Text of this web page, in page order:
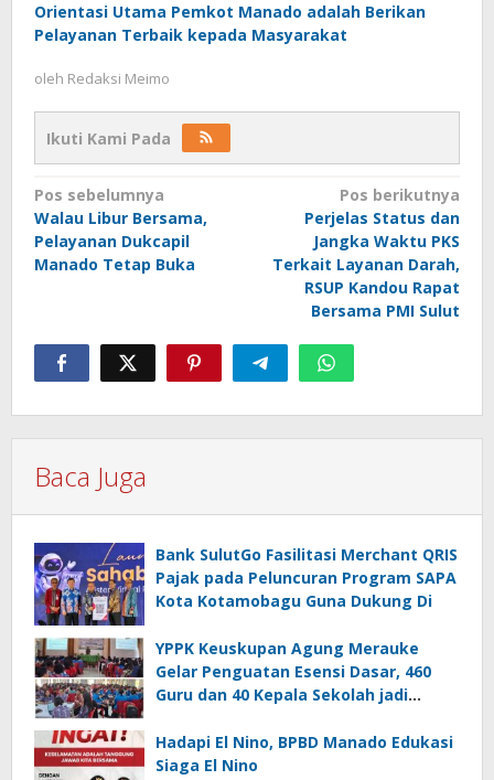
Orientasi Utama Pemkot Manado adalah Berikan
Pelayanan Terbaik kepada Masyarakat
oleh Redaksi Meimo
Ikuti Kami Pada
Navigasi
pos
Pos sebelumnya
Walau Libur Bersama,
Pelayanan Dukcapil
Manado Tetap Buka
Pos berikutnya
Perjelas Status dan
Jangka Waktu PKS
Terkait Layanan Darah,
RSUP Kandou Rapat
Bersama PMI Sulut
Baca Juga
Bank SulutGo Fasilitasi Merchant QRIS
Pajak pada Peluncuran Program SAPA
Kota Kotamobagu Guna Dukung Di
YPPK Keuskupan Agung Merauke
Gelar Penguatan Esensi Dasar, 460
Guru dan 40 Kepala Sekolah jadi
Hadapi El Nino, BPBD Manado Edukasi
Siaga El Nino